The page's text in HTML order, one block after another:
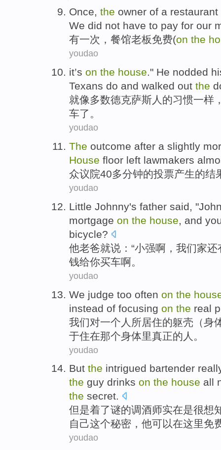
Once, the owner of a restaurant
We did not have to pay for our
有一次 ， 餐馆老板免费(on the
youdao
it’s on the house." He nodded
Texans do and walked out the
就像多数德克萨斯人 的习惯一样
车了。
youdao
The outcome after a slightly
House floor left lawmakers
众议院40多分钟的投票产生的结
youdao
Little Johnny's father said, "
mortgage on the house, and
bicycle?
他老爸就说 ：“小强啊， 我们家还
钱给你买车啊。
youdao
We judge too often on the
instead of focusing on the real
我们对一个人所居住的躯壳（身
于住在那个身体里真正的 人 。
youdao
But the intrigued bartender
the guy drinks on the house all
the secret.
但是着了谜的调酒师实在是很想
自己这个秘密， 他可以在这里免
youdao